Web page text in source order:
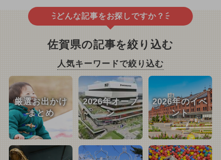
どんな記事をお探しですか？
佐賀県の記事を絞り込む
人気キーワードで絞り込む
厳選お出かけ
まとめ
2026年オープ
ン
2026年のイベ
ント